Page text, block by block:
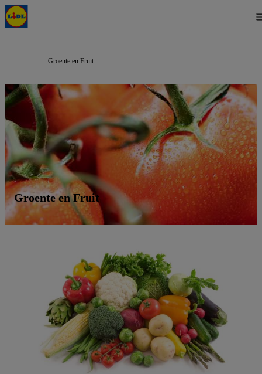
Groente en Fruit
Groente en Fruit